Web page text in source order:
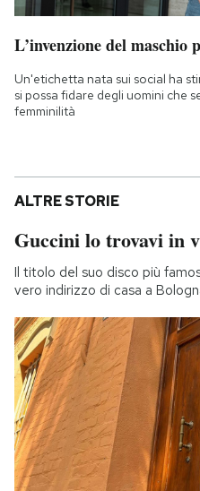
L’invenzione del maschio
Un'etichetta nata sui social ha
si possa fidare degli uomini che
femminilità
ALTRE STORIE
Guccini lo trovavi in
Il titolo del suo disco più
vero indirizzo di casa a